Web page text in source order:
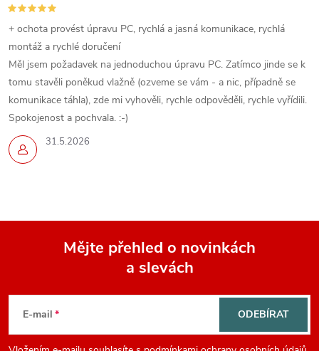
31.5.2026
+ ochota provést úpravu PC, rychlá a jasná komunikace, rychlá
montáž a rychlé doručení
Měl jsem požadavek na jednoduchou úpravu PC. Zatímco jinde se k
tomu stavěli poněkud vlažně (ozveme se vám - a nic, případně se
komunikace táhla), zde mi vyhověli, rychle odpověděli, rychle vyřídili.
Spokojenost a pochvala. :-)
Mějte přehled o novinkách
a slevách
E-mail ODEBÍRAT